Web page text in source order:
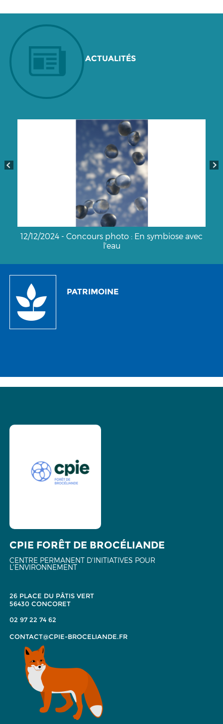
ACTUALITÉS
18/01/2024 - Concours photo : Reconnexion,
entre l'eau et l'humain
PATRIMOINE
CPIE FORÊT DE BROCÉLIANDE
CENTRE PERMANENT D'INITIATIVES POUR
L'ENVIRONNEMENT
26 PLACE DU PÂTIS VERT
56430 CONCORET
02 97 22 74 62
CONTACT@CPIE-BROCELIANDE.FR